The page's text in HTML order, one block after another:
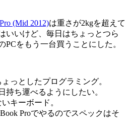
(Mid 2012)は重さが2kgを超えて
いいけど、毎日はちょっとつら
PCをもう一台買うことにした。
っとしたプログラミング。
持ち運べるようにしたい。
キーボード。
Proでやるのでスペックはそ